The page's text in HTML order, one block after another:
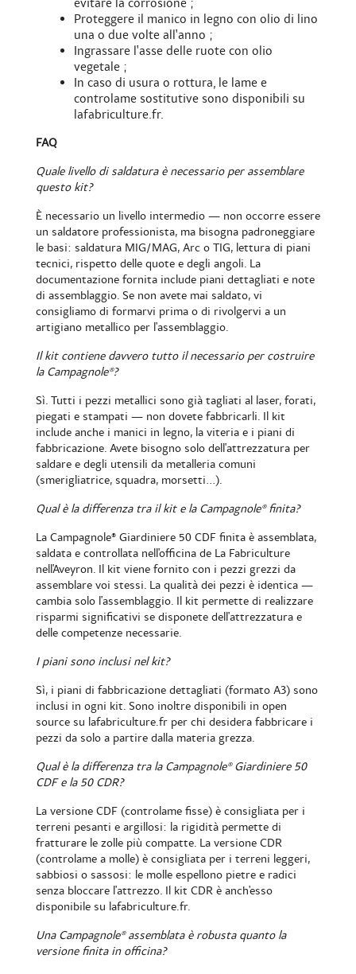
evitare la corrosione ;
Proteggere il manico in legno con olio di lino
una o due volte all'anno ;
Ingrassare l'asse delle ruote con olio
vegetale ;
In caso di usura o rottura, le lame e
controlame sostitutive sono disponibili su
lafabriculture.fr.
FAQ
Quale livello di saldatura è necessario per assemblare
questo kit?
È necessario un livello intermedio — non occorre essere
un saldatore professionista, ma bisogna padroneggiare
le basi: saldatura MIG/MAG, Arc o TIG, lettura di piani
tecnici, rispetto delle quote e degli angoli. La
documentazione fornita include piani dettagliati e note
di assemblaggio. Se non avete mai saldato, vi
consigliamo di formarvi prima o di rivolgervi a un
artigiano metallico per l'assemblaggio.
Il kit contiene davvero tutto il necessario per costruire
la Campagnole®?
Sì. Tutti i pezzi metallici sono già tagliati al laser, forati,
piegati e stampati — non dovete fabbricarli. Il kit
include anche i manici in legno, la viteria e i piani di
fabbricazione. Avete bisogno solo dell'attrezzatura per
saldare e degli utensili da metalleria comuni
(smerigliatrice, squadra, morsetti...).
Qual è la differenza tra il kit e la Campagnole® finita?
La Campagnole® Giardiniere 50 CDF finita è assemblata,
saldata e controllata nell'officina de La Fabriculture
nell'Aveyron. Il kit viene fornito con i pezzi grezzi da
assemblare voi stessi. La qualità dei pezzi è identica —
cambia solo l'assemblaggio. Il kit permette di realizzare
risparmi significativi se disponete dell'attrezzatura e
delle competenze necessarie.
I piani sono inclusi nel kit?
Sì, i piani di fabbricazione dettagliati (formato A3) sono
inclusi in ogni kit. Sono inoltre disponibili in open
source su lafabriculture.fr per chi desidera fabbricare i
pezzi da solo a partire dalla materia grezza.
Qual è la differenza tra la Campagnole® Giardiniere 50
CDF e la 50 CDR?
La versione CDF (controlame fisse) è consigliata per i
terreni pesanti e argillosi: la rigidità permette di
fratturare le zolle più compatte. La versione CDR
(controlame a molle) è consigliata per i terreni leggeri,
sabbiosi o sassosi: le molle espellono pietre e radici
senza bloccare l'attrezzo. Il kit CDR è anch'esso
disponibile su lafabriculture.fr.
Una Campagnole® assemblata è robusta quanto la
versione finita in officina?